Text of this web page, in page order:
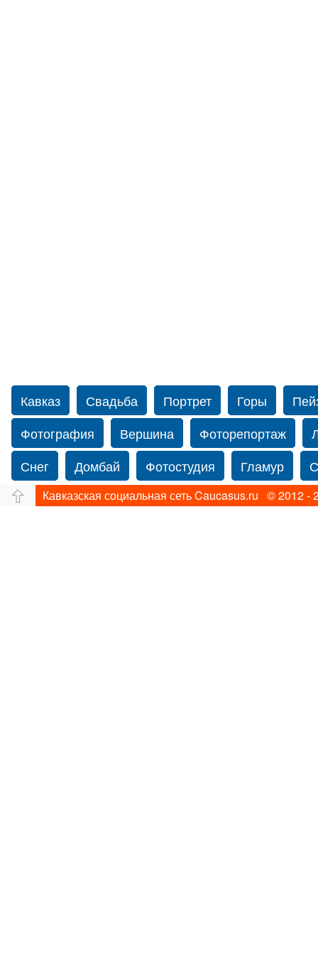
Кавказ Свадьба Портрет Горы
Фотография
Вершина Фоторепортаж
Снег
Домбай Фотостудия Гламур
Путешествие
Перевал Свадьба фото
Кавказская социальная сеть Caucasus.ru © 2012 -